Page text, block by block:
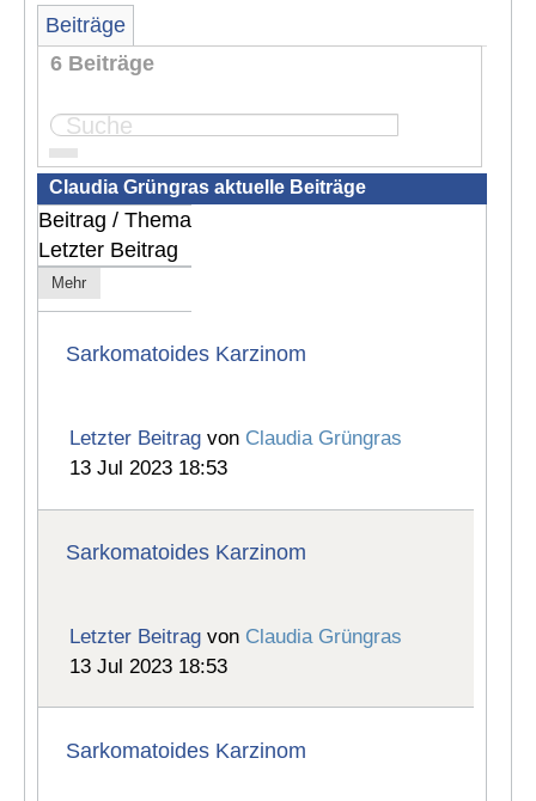
Beiträge
6 Beiträge
Seite: 1
Claudia Grüngras aktuelle Beiträge
Beitrag / Thema
Letzter Beitrag
Mehr
Sarkomatoides Karzinom
Letzter Beitrag von Claudia Grüngras
13 Jul 2023 18:53
Sarkomatoides Karzinom
Letzter Beitrag von Claudia Grüngras
13 Jul 2023 18:53
Sarkomatoides Karzinom